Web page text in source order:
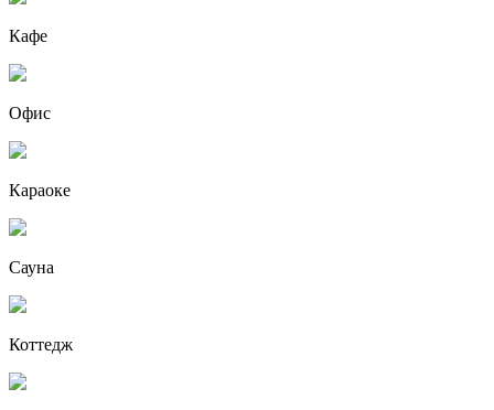
Кафе
Офис
Караоке
Сауна
Коттедж